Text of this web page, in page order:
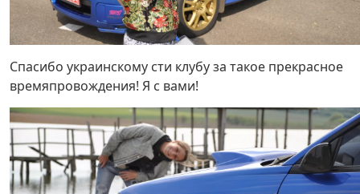
Спасибо украинскому сти клубу за такое прекрасное
времяпровождения! Я с вами!